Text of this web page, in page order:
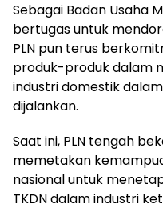
Sebagai Badan Usaha
bertugas untuk
PLN pun terus
produk-produk dalam
industri domestik
dijalankan.
Saat ini, PLN tengah
memetakan
nasional untuk
TKDN dalam industri